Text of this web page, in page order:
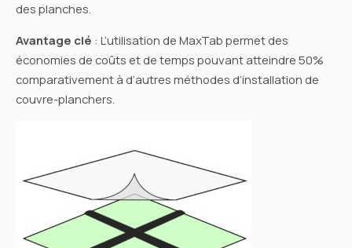
des planches.
Avantage clé : L’utilisation de MaxTab permet des
économies de coûts et de temps pouvant atteindre 50%
comparativement à d’autres méthodes d’installation de
couvre-planchers.